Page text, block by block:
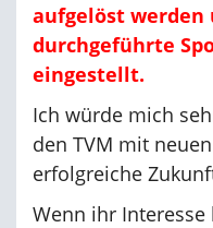
aufgelöst werden
durchgeführte
eingestellt.
Ich würde mich
den TVM mit
erfolgreiche
Wenn ihr